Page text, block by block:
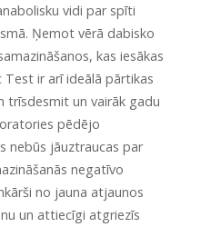
vidi par spīti
Ņemot vērā dabisko
kas iesākas
Test ir arī ideālā pārtikas
trīsdesmit un vairāk gadu
pēdējo
nebūs jāuztraucas par
negatīvo
no jauna atjaunos
un attiecīgi atgriezīs